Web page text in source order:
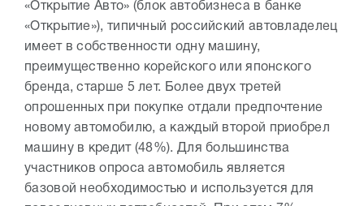
«Открытие Авто» (блок автобизнеса в банке
«Открытие»), типичный российский автовладелец
имеет в собственности одну машину,
преимущественно корейского или японского
бренда, старше 5 лет. Более двух третей
опрошенных при покупке отдали предпочтение
новому автомобилю, а каждый второй приобрел
машину в кредит (48%). Для большинства
участников опроса автомобиль является
базовой необходимостью и используется для